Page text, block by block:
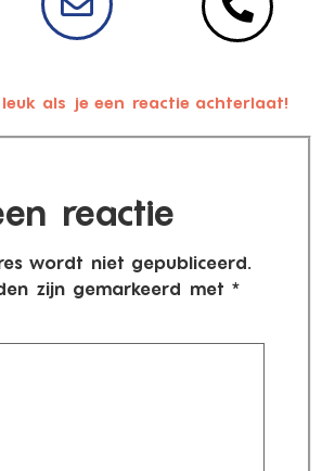
als je een reactie achterlaat!
reactie
wordt niet gepubliceerd.
zijn gemarkeerd met *